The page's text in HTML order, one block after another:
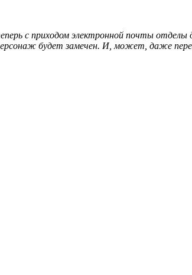
с приходом электронной почты
будет замечен. И, может, даже